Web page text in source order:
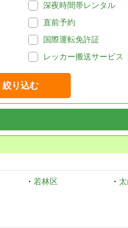
深夜時間帯レンタル
直前予約
国際運転免許証
レッカー搬送サービス
絞り込む
・ 若林区 ・